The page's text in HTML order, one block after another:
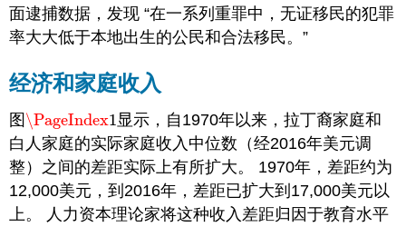
面逮捕数据，发现 “在一系列重罪中，无证移民的犯罪
率大大低于本地出生的公民和合法移民。”
经济和家庭收入
图 \PageIndex1
\PageIndex1显示，自1970年以来，拉丁裔家庭和
白人家庭的实际家庭收入中位数（经2016年美元调
整）之间的差距实际上有所扩大。 1970年，差距约为
12,000美元，到2016年，差距已扩大到17,000美元以
上。 人力资本理论家将这种收入差距归因于教育水平